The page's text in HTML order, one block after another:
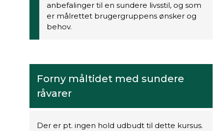
anbefalinger til en sundere livsstil, og som
er målrettet brugergruppens ønsker og
behov.
Forny måltidet med sundere
råvarer
Der er pt. ingen hold udbudt til dette kursus.